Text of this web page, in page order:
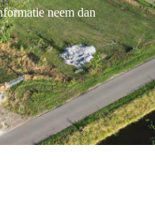
neem dan